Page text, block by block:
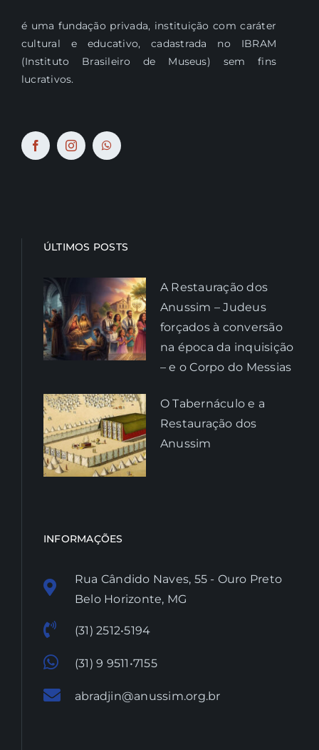
é uma fundação privada, instituição com caráter
cultural e educativo, cadastrada no IBRAM
(Instituto Brasileiro de Museus) sem fins
lucrativos.
ÚLTIMOS POSTS
A Restauração dos
Anussim – Judeus
forçados à conversão
na época da inquisição
– e o Corpo do Messias
O Tabernáculo e a
Restauração dos
Anussim
INFORMAÇÕES
Rua Cândido Naves, 55 - Ouro Preto
Belo Horizonte, MG
(31) 2512•5194
(31) 9 9511•7155
abradjin@anussim.org.br